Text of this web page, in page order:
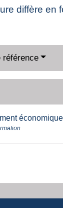
diffère en
référence